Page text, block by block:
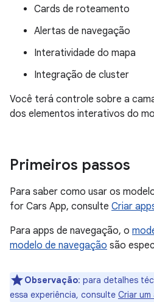
Cards de roteamento
Alertas de navegação
Interatividade do mapa
Integração de cluster
Você terá controle sobre a
dos elementos interativos do
Primeiros passos
Para saber como usar os
for Cars App, consulte Criar
Para apps de navegação, o
modelo de navegação são
Observação: para detalhes
essa experiência, consulte Criar